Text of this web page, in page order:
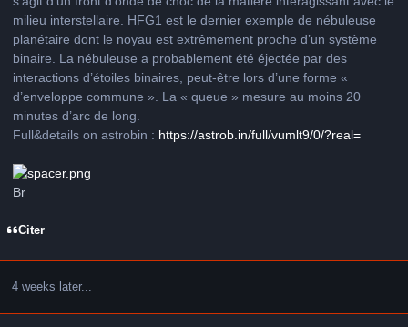
milieu interstellaire. HFG1 est le dernier exemple de nébuleuse
planétaire dont le noyau est extrêmement proche d’un système
binaire. La nébuleuse a probablement été éjectée par des
interactions d’étoiles binaires, peut-être lors d’une forme «
d’enveloppe commune ». La « queue » mesure au moins 20
minutes d’arc de long.
Full&details on astrobin : https://astrob.in/full/vumlt9/0/?real=
Br
Citer
4 weeks later...